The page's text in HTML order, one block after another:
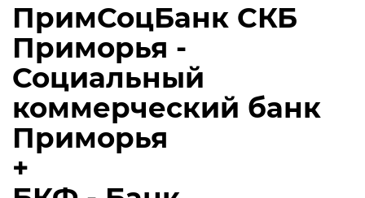
ПримСоцБанк СКБ
Приморья -
Социальный
коммерческий банк
Приморья
+